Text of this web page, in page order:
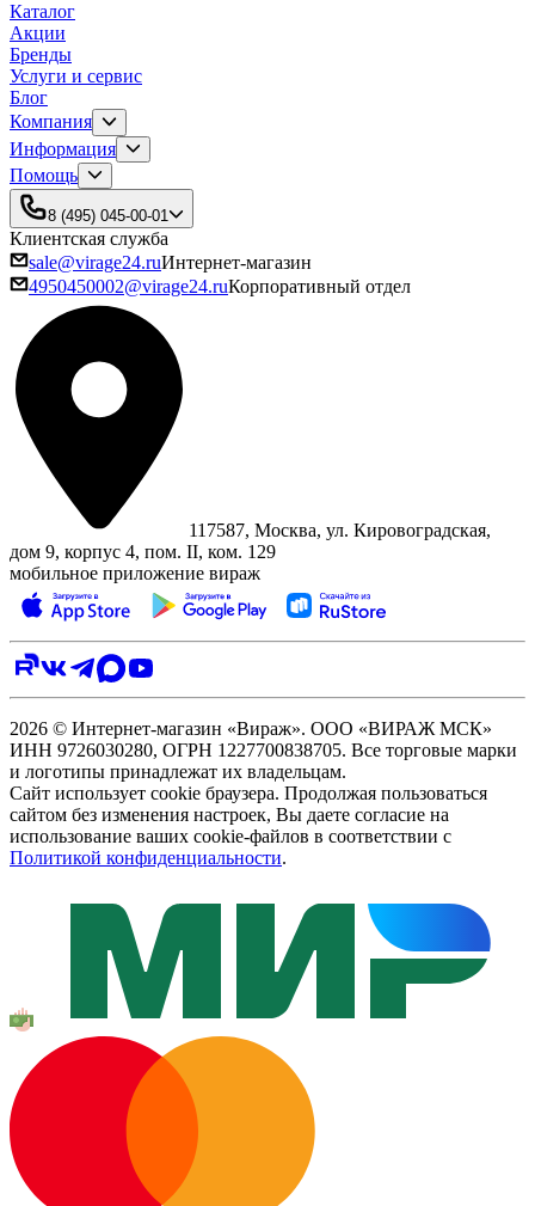
Каталог
Акции
Бренды
Услуги и сервис
Блог
Компания
Информация
Помощь
8 (495) 045-00-01
Клиентская служба
sale@virage24.ruИнтернет-магазин
4950450002@virage24.ruКорпоративный отдел
117587, Москва, ул. Кировоградская,
дом 9, корпус 4, пом. II, ком. 129
мобильное приложение вираж
2026 © Интернет-магазин «Вираж». ООО «ВИРАЖ МСК»
ИНН 9726030280, ОГРН 1227700838705. Все торговые марки
и логотипы принадлежат их владельцам.
Сайт использует cookie браузера. Продолжая пользоваться
сайтом без изменения настроек, Вы даете согласие на
использование ваших cookie-файлов в соответствии с
Политикой конфиденциальности.